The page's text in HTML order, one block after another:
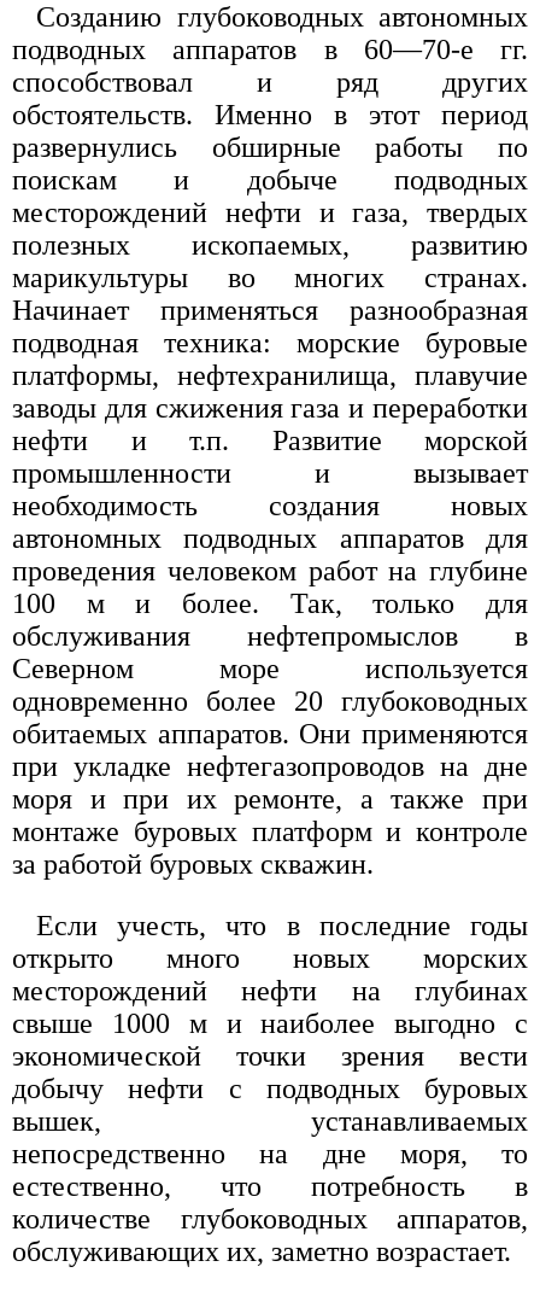
Созданию глубоководных автономных
подводных аппаратов в 60—70-е гг.
способствовал и ряд других
обстоятельств. Именно в этот период
развернулись обширные работы по
поискам и добыче подводных
месторождений нефти и газа, твердых
полезных ископаемых, развитию
марикультуры во многих странах.
Начинает применяться разнообразная
подводная техника: морские буровые
платформы, нефтехранилища, плавучие
заводы для сжижения газа и переработки
нефти и т.п. Развитие морской
промышленности и вызывает
необходимость создания новых
автономных подводных аппаратов для
проведения человеком работ на глубине
100 м и более. Так, только для
обслуживания нефтепромыслов в
Северном море используется
одновременно более 20 глубоководных
обитаемых аппаратов. Они применяются
при укладке нефтегазопроводов на дне
моря и при их ремонте, а также при
монтаже буровых платформ и контроле
за работой буровых скважин.
Если учесть, что в последние годы
открыто много новых морских
месторождений нефти на глубинах
свыше 1000 м и наиболее выгодно с
экономической точки зрения вести
добычу нефти с подводных буровых
вышек, устанавливаемых
непосредственно на дне моря, то
естественно, что потребность в
количестве глубоководных аппаратов,
обслуживающих их, заметно возрастает.